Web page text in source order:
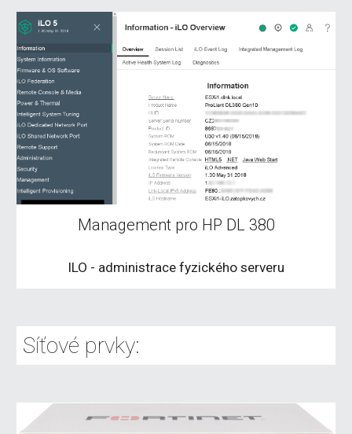
Management pro HP DL 380
ILO - administrace fyzického serveru
Síťové prvky: